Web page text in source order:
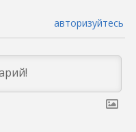
авторизуйтесь